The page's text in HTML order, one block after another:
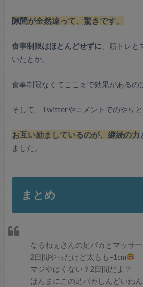
隙間が全然違って、驚きです。
食事制限はほとんどせずに 、筋トレ
いたとか。
食事制限なくてここまで効果があるの
そして、Twitterやコメントでのやり
お互い励ましているのが、継続の力
ました。
まとめ
なるねぇさんの足パカとマッサ
2日間やったけど太もも−1cm
マジやばくない？2日間だよ？
ほんまにこの足パカしんどいね